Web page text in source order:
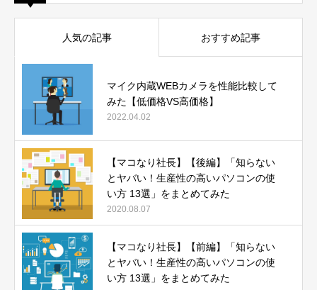
人気の記事 おすすめ記事
マイク内蔵WEBカメラを性能比較して
みた【低価格VS高価格】
2022.04.02
【マコなり社長】【後編】「知らない
とヤバい！生産性の高いパソコンの使
い方 13選」をまとめてみた
2020.08.07
【マコなり社長】【前編】「知らない
とヤバい！生産性の高いパソコンの使
い方 13選」をまとめてみた